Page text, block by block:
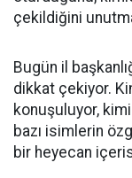
çekildiğini
Bugün il
dikkat çekiyor.
konuşuluyor,
bazı isimlerin
bir heyecan